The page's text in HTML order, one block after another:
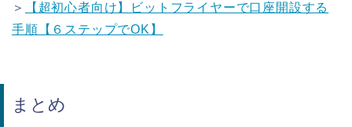
＞
【超初心者向け】ビットフライヤーで口座開設する
手順【６ステップでOK】
まとめ